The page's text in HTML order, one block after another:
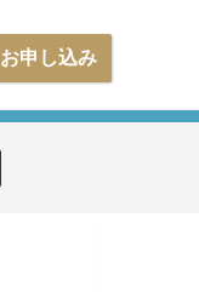
お申し込み